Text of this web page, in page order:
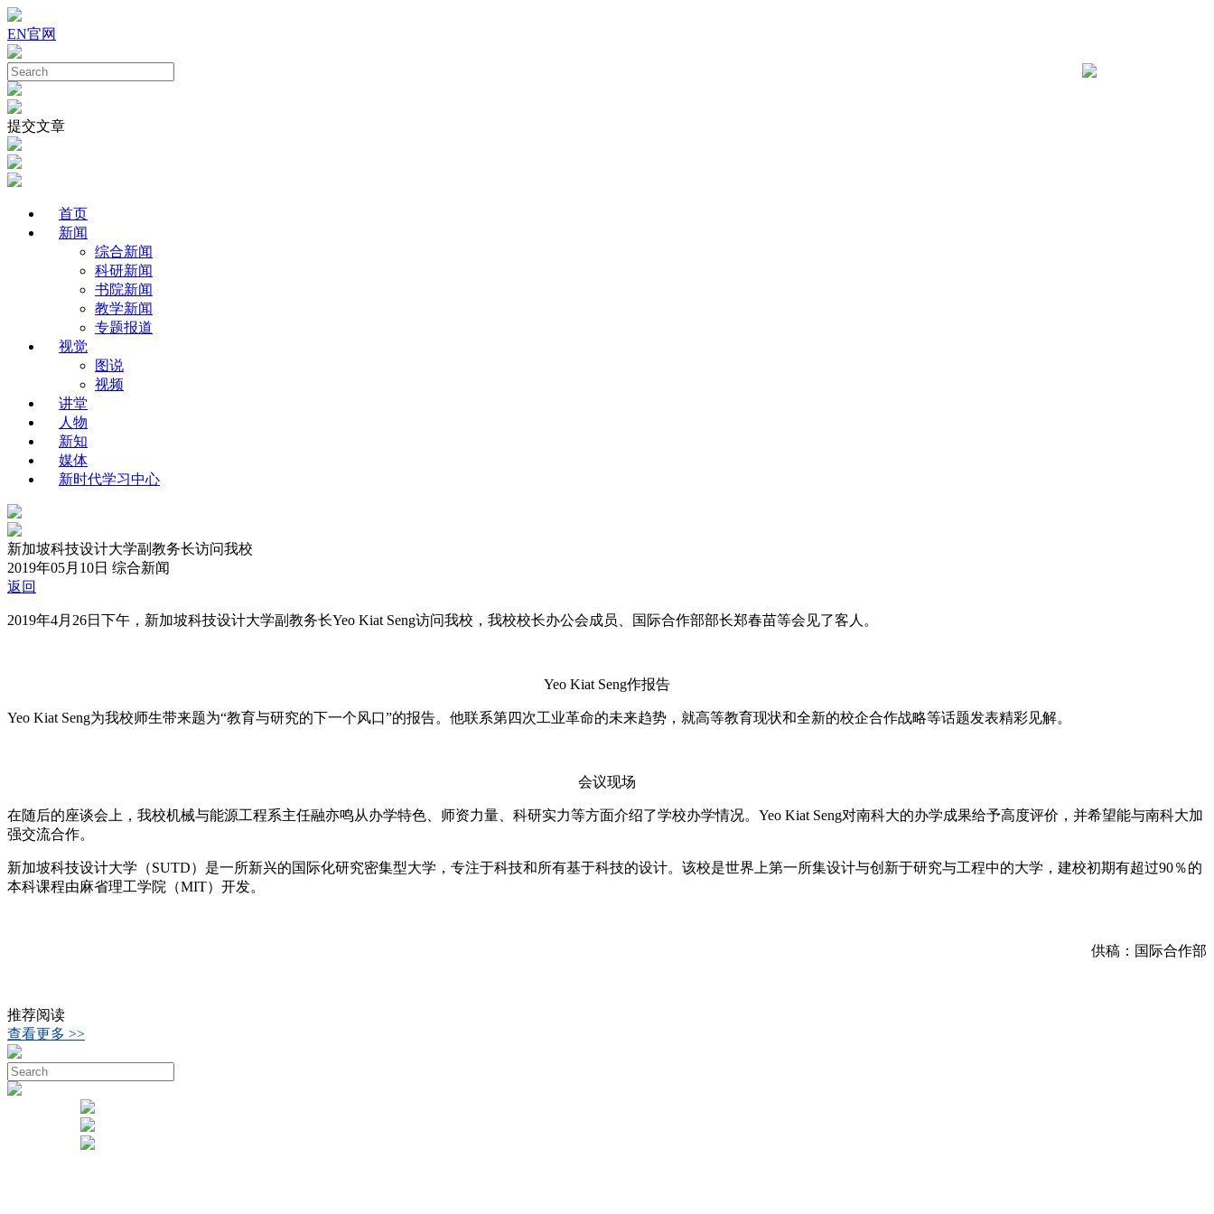
EN官网
提交文章
首页
新闻
综合新闻
科研新闻
书院新闻
教学新闻
专题报道
视觉
图说
视频
讲堂
人物
新知
媒体
新时代学习中心
新加坡科技设计大学副教务长访问我校
2019年05月10日 综合新闻
返回
2019年4月26日下午，新加坡科技设计大学副教务长Yeo Kiat Seng访问我校，我校校长办公会成员、国际合作部部长郑春苗等会见了客人。
Yeo Kiat Seng作报告
Yeo Kiat Seng为我校师生带来题为“教育与研究的下一个风口”的报告。他联系第四次工业革命的未来趋势，就高等教育现状和全新的校企合作战略等话题发表精彩见解。
会议现场
在随后的座谈会上，我校机械与能源工程系主任融亦鸣从办学特色、师资力量、科研实力等方面介绍了学校办学情况。Yeo Kiat Seng对南科大的办学成果给予高度评价，并希望能与南科大加
强交流合作。
新加坡科技设计大学（SUTD）是一所新兴的国际化研究密集型大学，专注于科技和所有基于科技的设计。该校是世界上第一所集设计与创新于研究与工程中的大学，建校初期有超过90％的
本科课程由麻省理工学院（MIT）开发。
供稿：国际合作部
推荐阅读
查看更多 >>